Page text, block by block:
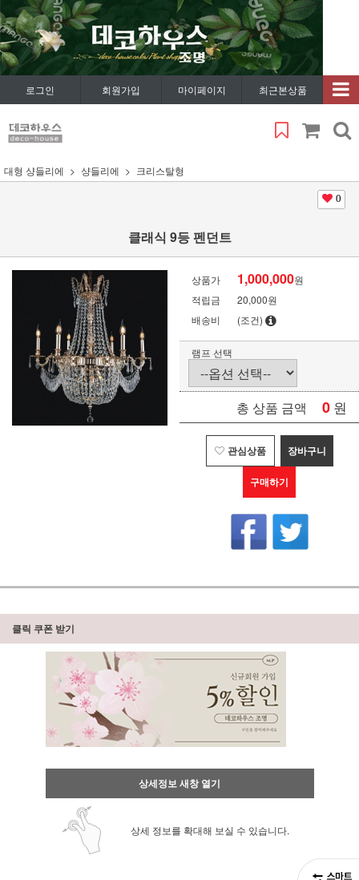
로그인 회원가입 마이페이지 최근본상품
대형 샹들리에 샹들리에 크리스탈형
0
클래식 9등 펜던트
상품가 1,000,000원
적립금
20,000원
배송비
(조건)
램프 선택
총 상품 금액 0 원
관심상품 장바구니
구매하기
클릭 쿠폰 받기
상세정보 새창 열기
상세 정보를 확대해 보실 수 있습니다.